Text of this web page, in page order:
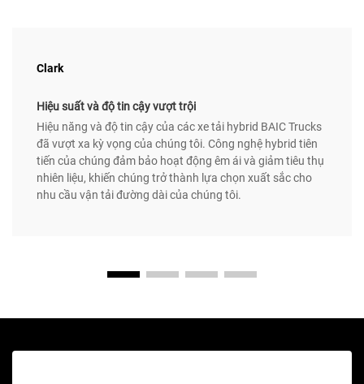
Clark
Hiệu suất và độ tin cậy vượt trội
Hiệu năng và độ tin cậy của các xe tải hybrid BAIC Trucks
đã vượt xa kỳ vọng của chúng tôi. Công nghệ hybrid tiên
tiến của chúng đảm bảo hoạt động êm ái và giảm tiêu thụ
nhiên liệu, khiến chúng trở thành lựa chọn xuất sắc cho
nhu cầu vận tải đường dài của chúng tôi.